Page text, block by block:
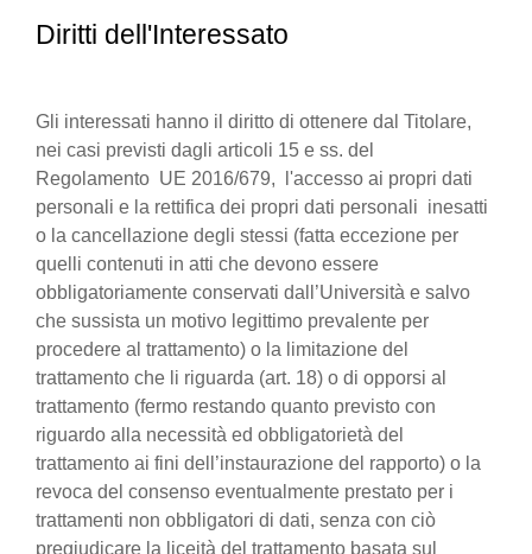
Diritti dell'Interessato
Gli interessati hanno il diritto di ottenere dal Titolare,
nei casi previsti dagli articoli 15 e ss. del
Regolamento UE 2016/679, l'accesso ai propri dati
personali e la rettifica dei propri dati personali inesatti
o la cancellazione degli stessi (fatta eccezione per
quelli contenuti in atti che devono essere
obbligatoriamente conservati dall’Università e salvo
che sussista un motivo legittimo prevalente per
procedere al trattamento) o la limitazione del
trattamento che li riguarda (art. 18) o di opporsi al
trattamento (fermo restando quanto previsto con
riguardo alla necessità ed obbligatorietà del
trattamento ai fini dell’instaurazione del rapporto) o la
revoca del consenso eventualmente prestato per i
trattamenti non obbligatori di dati, senza con ciò
pregiudicare la liceità del trattamento basata sul